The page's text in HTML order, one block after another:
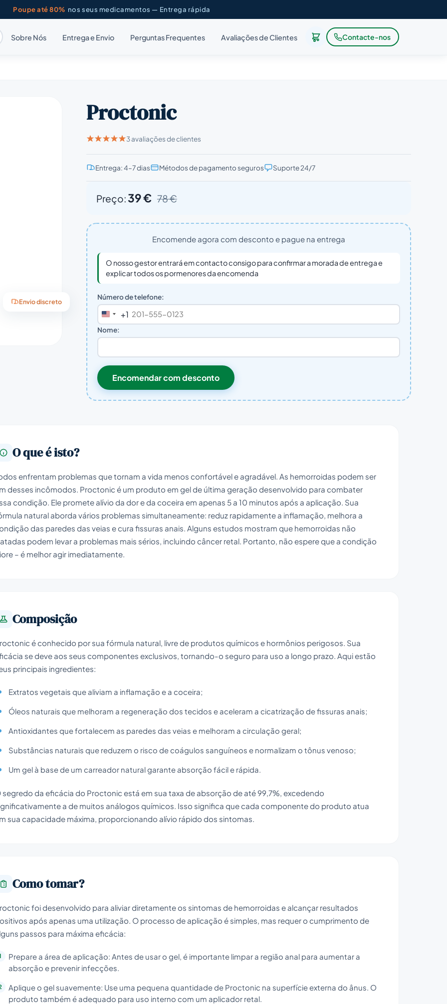
Poupe até 80% nos seus medicamentos — Entrega rápida
Sobre Nós Entrega e Envio Perguntas Frequentes Avaliações de Clientes Contacte-nos
Envio discreto
Proctonic
3 avaliações de clientes
Entrega: 4–7 dias Métodos de pagamento seguros Suporte 24/7
Preço:39 € 78 €
Encomende agora com desconto e pague na entrega
O nosso gestor entrará em contacto consigo para confirmar a morada de entrega e
explicar todos os pormenores da encomenda
Número de telefone:
United
States
+1
Nome:
Encomendar com desconto
O que é isto?
enfrentam problemas que tornam a vida menos confortável e agradável. As hemorroidas podem ser
desses incômodos. Proctonic é um produto em gel de última geração desenvolvido para combater
condição. Ele promete alívio da dor e da coceira em apenas 5 a 10 minutos após a aplicação. Sua
natural aborda vários problemas simultaneamente: reduz rapidamente a inflamação, melhora a
das paredes das veias e cura fissuras anais. Alguns estudos mostram que hemorroidas não
podem levar a problemas mais sérios, incluindo câncer retal. Portanto, não espere que a condição
– é melhor agir imediatamente.
Composição
é conhecido por sua fórmula natural, livre de produtos químicos e hormônios perigosos. Sua
se deve aos seus componentes exclusivos, tornando-o seguro para uso a longo prazo. Aqui estão
principais ingredientes:
Extratos vegetais que aliviam a inflamação e a coceira;
Óleos naturais que melhoram a regeneração dos tecidos e aceleram a cicatrização de fissuras anais;
Antioxidantes que fortalecem as paredes das veias e melhoram a circulação geral;
Substâncias naturais que reduzem o risco de coágulos sanguíneos e normalizam o tônus venoso;
Um gel à base de um carreador natural garante absorção fácil e rápida.
segredo da eficácia do Proctonic está em sua taxa de absorção de até 99,7%, excedendo
a de muitos análogos químicos. Isso significa que cada componente do produto atua
sua capacidade máxima, proporcionando alívio rápido dos sintomas.
Como tomar?
foi desenvolvido para aliviar diretamente os sintomas de hemorroidas e alcançar resultados
após apenas uma utilização. O processo de aplicação é simples, mas requer o cumprimento de
passos para máxima eficácia:
Prepare a área de aplicação: Antes de usar o gel, é importante limpar a região anal para aumentar a
absorção e prevenir infecções.
Aplique o gel suavemente: Use uma pequena quantidade de Proctonic na superfície externa do ânus. O
produto também é adequado para uso interno com um aplicador retal.